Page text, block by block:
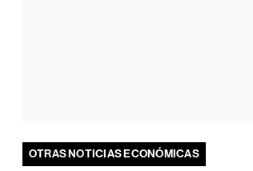
OTRAS NOTICIAS ECONÓMICAS